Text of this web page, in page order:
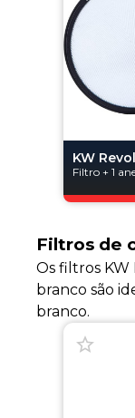
KW
Filtro + 1
Filtros de
Os filtros
branco são
branco.